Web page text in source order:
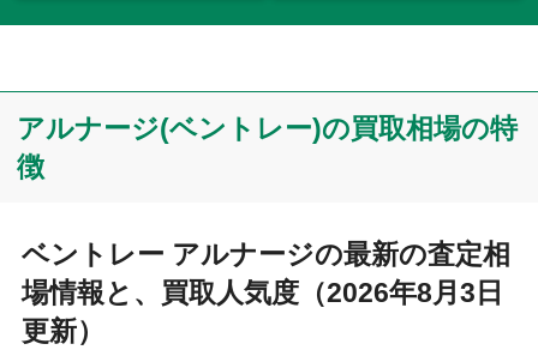
アルナージ(ベントレー)の買取相場の特
徴
ベントレー アルナージの最新の査定相
場情報と、買取人気度（2026年8月3日
更新）